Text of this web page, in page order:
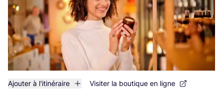
Ajouter à l'itinéraire Visiter la boutique en ligne